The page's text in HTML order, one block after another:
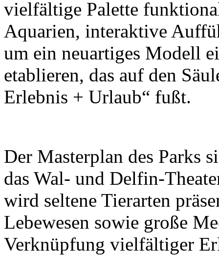
vielfältige Palette
Aquarien, interaktive
um ein neuartiges Modell
etablieren, das auf den
Erlebnis + Urlaub“ fußt.
Der Masterplan des Parks
das Wal- und Delfin-
wird seltene Tierarten
Lebewesen sowie große
Verknüpfung vielfältiger